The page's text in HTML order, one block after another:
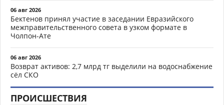
06 авг 2026
Бектенов принял участие в заседании Евразийского
межправительственного совета в узком формате в
Чолпон-Ате
06 авг 2026
Возврат активов: 2,7 млрд тг выделили на водоснабжение
сёл СКО
ПРОИСШЕСТВИЯ